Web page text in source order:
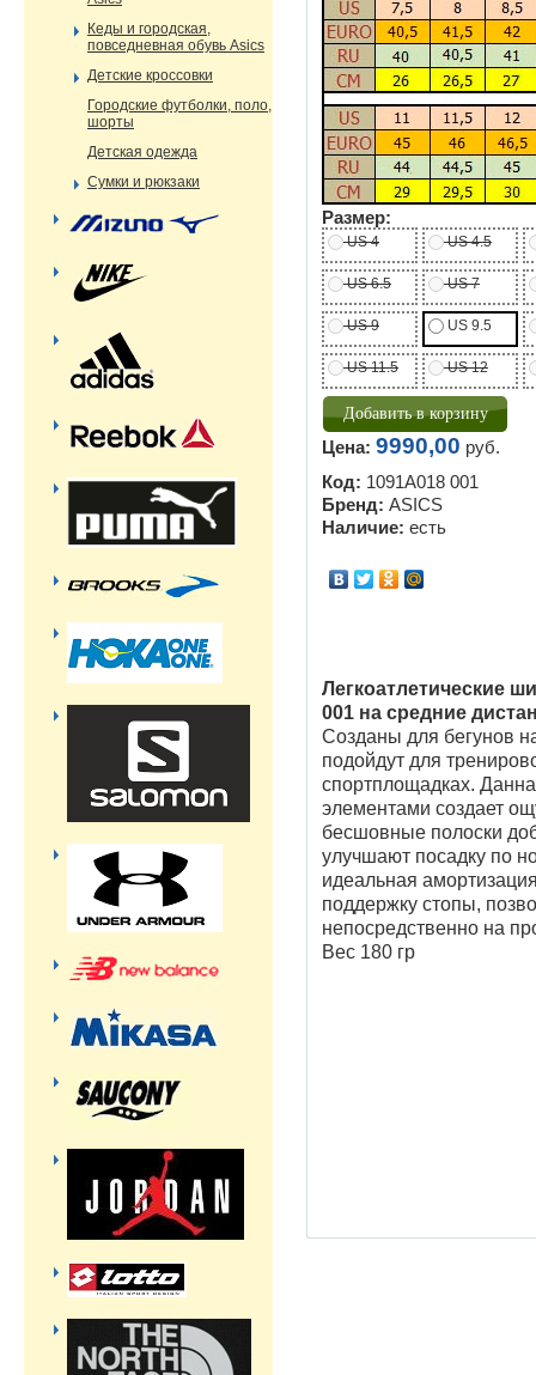
Размер:
US 4 US 4.5
US 6.5 US 7
US 9 US 9.5
US 11.5 US 12
Цена: 9990,00 руб.
Код: 1091A018 001
Бренд: ASICS
Наличие: есть
Легкоатлетические
001 на средние
Созданы для бегунов
подойдут для
спортплощадках.
элементами создает
бесшовные полоски
улучшают посадку по
идеальная
поддержку стопы,
непосредственно на
Вес 180 гр
Кеды и городская,
повседневная обувь Asics
Детские кроссовки
Городские футболки, поло,
шорты
Детская одежда
Сумки и рюкзаки